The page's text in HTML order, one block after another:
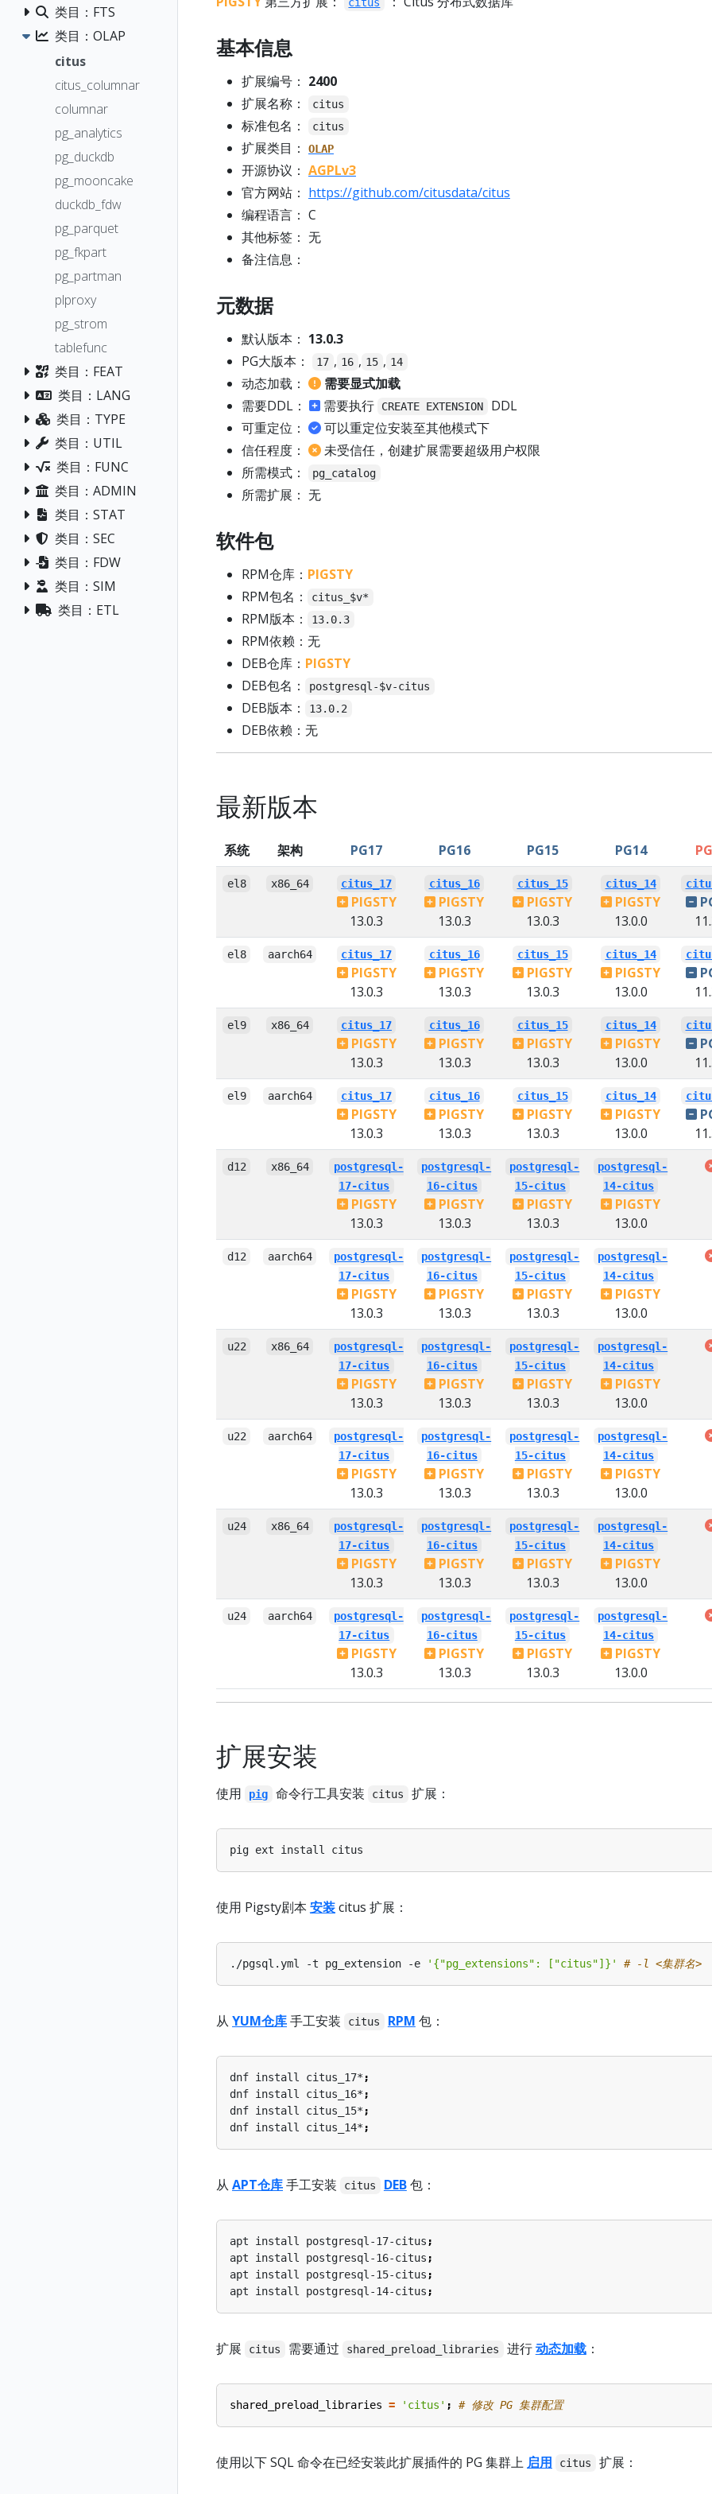
类目：FTS
类目：OLAP
citus
citus_columnar
columnar
pg_analytics
pg_duckdb
pg_mooncake
duckdb_fdw
pg_parquet
pg_fkpart
pg_partman
plproxy
pg_strom
tablefunc
类目：FEAT
类目：LANG
类目：TYPE
类目：UTIL
类目：FUNC
类目：ADMIN
类目：STAT
类目：SEC
类目：FDW
类目：SIM
类目：ETL
citus
基本信息
扩展编号： 2400
扩展名称：
citus
标准包名： citus
扩展类目： OLAP
开源协议： AGPLv3
官方网站： https://github.com/citusdata/citus
编程语言： C
其他标签： 无
备注信息：
元数据
默认版本： 13.0.3
PG大版本：
17 , 16 , 15 , 14
动态加载：
需要显式加载
需要DDL：
需要执行 CREATE EXTENSION
DDL
可重定位：
可以重定位安装至其他模式下
信任程度：
未受信任，创建扩展需要超级用户权限
所需模式：
pg_catalog
所需扩展： 无
软件包
RPM仓库： PIGSTY
RPM包名：
citus_$v*
RPM版本： 13.0.3
RPM依赖：无
DEB仓库： PIGSTY
DEB包名：
postgresql-$v-citus
DEB版本： 13.0.2
DEB依赖：无
最新版本
系统 架构 PG17 PG16 PG15 PG14
el8 x86_64 citus_17
PIGSTY
13.0.3
citus_16
PIGSTY
13.0.3
citus_15
PIGSTY
13.0.3
citus_14
PIGSTY
13.0.0
el8 aarch64 citus_17
PIGSTY
13.0.3
citus_16
PIGSTY
13.0.3
citus_15
PIGSTY
13.0.3
citus_14
PIGSTY
13.0.0
el9 x86_64 citus_17
PIGSTY
13.0.3
citus_16
PIGSTY
13.0.3
citus_15
PIGSTY
13.0.3
citus_14
PIGSTY
13.0.0
el9 aarch64 citus_17
PIGSTY
13.0.3
citus_16
PIGSTY
13.0.3
citus_15
PIGSTY
13.0.3
citus_14
PIGSTY
13.0.0
d12 x86_64
postgresql-
17-citus
PIGSTY
13.0.3
postgresql-
16-citus
PIGSTY
13.0.3
postgresql-
15-citus
PIGSTY
13.0.3
postgresql-
14-citus
PIGSTY
13.0.0
d12 aarch64
postgresql-
17-citus
PIGSTY
13.0.3
postgresql-
16-citus
PIGSTY
13.0.3
postgresql-
15-citus
PIGSTY
13.0.3
postgresql-
14-citus
PIGSTY
13.0.0
u22 x86_64
postgresql-
17-citus
PIGSTY
13.0.3
postgresql-
16-citus
PIGSTY
13.0.3
postgresql-
15-citus
PIGSTY
13.0.3
postgresql-
14-citus
PIGSTY
13.0.0
u22 aarch64
postgresql-
17-citus
PIGSTY
13.0.3
postgresql-
16-citus
PIGSTY
13.0.3
postgresql-
15-citus
PIGSTY
13.0.3
postgresql-
14-citus
PIGSTY
13.0.0
u24 x86_64
postgresql-
17-citus
PIGSTY
13.0.3
postgresql-
16-citus
PIGSTY
13.0.3
postgresql-
15-citus
PIGSTY
13.0.3
postgresql-
14-citus
PIGSTY
13.0.0
u24 aarch64
postgresql-
17-citus
PIGSTY
13.0.3
postgresql-
16-citus
PIGSTY
13.0.3
postgresql-
15-citus
PIGSTY
13.0.3
postgresql-
14-citus
PIGSTY
13.0.0
扩展安装
使用 pig 命令行工具安装 citus 扩展：
使用 Pigsty剧本 安装citus 扩展：
./pgsql.yml -t pg_extension -e '{"pg_extensions": ["citus"]}' # -l <集群名>
从 YUM仓库手工安装 citus RPM 包：
dnf install citus_17*;
dnf install citus_16*;
dnf install citus_15*;
dnf install citus_14*;
从 APT仓库手工安装 citus DEB包：
apt install postgresql-17-citus;
apt install postgresql-16-citus;
apt install postgresql-15-citus;
apt install postgresql-14-citus;
扩展 citus 需要通过 shared_preload_libraries 进行动态加载：
shared_preload_libraries = 'citus' ; # 修改 PG 集群配置
使用以下 SQL 命令在已经安装此扩展插件的 PG 集群上 启用 citus 扩展：